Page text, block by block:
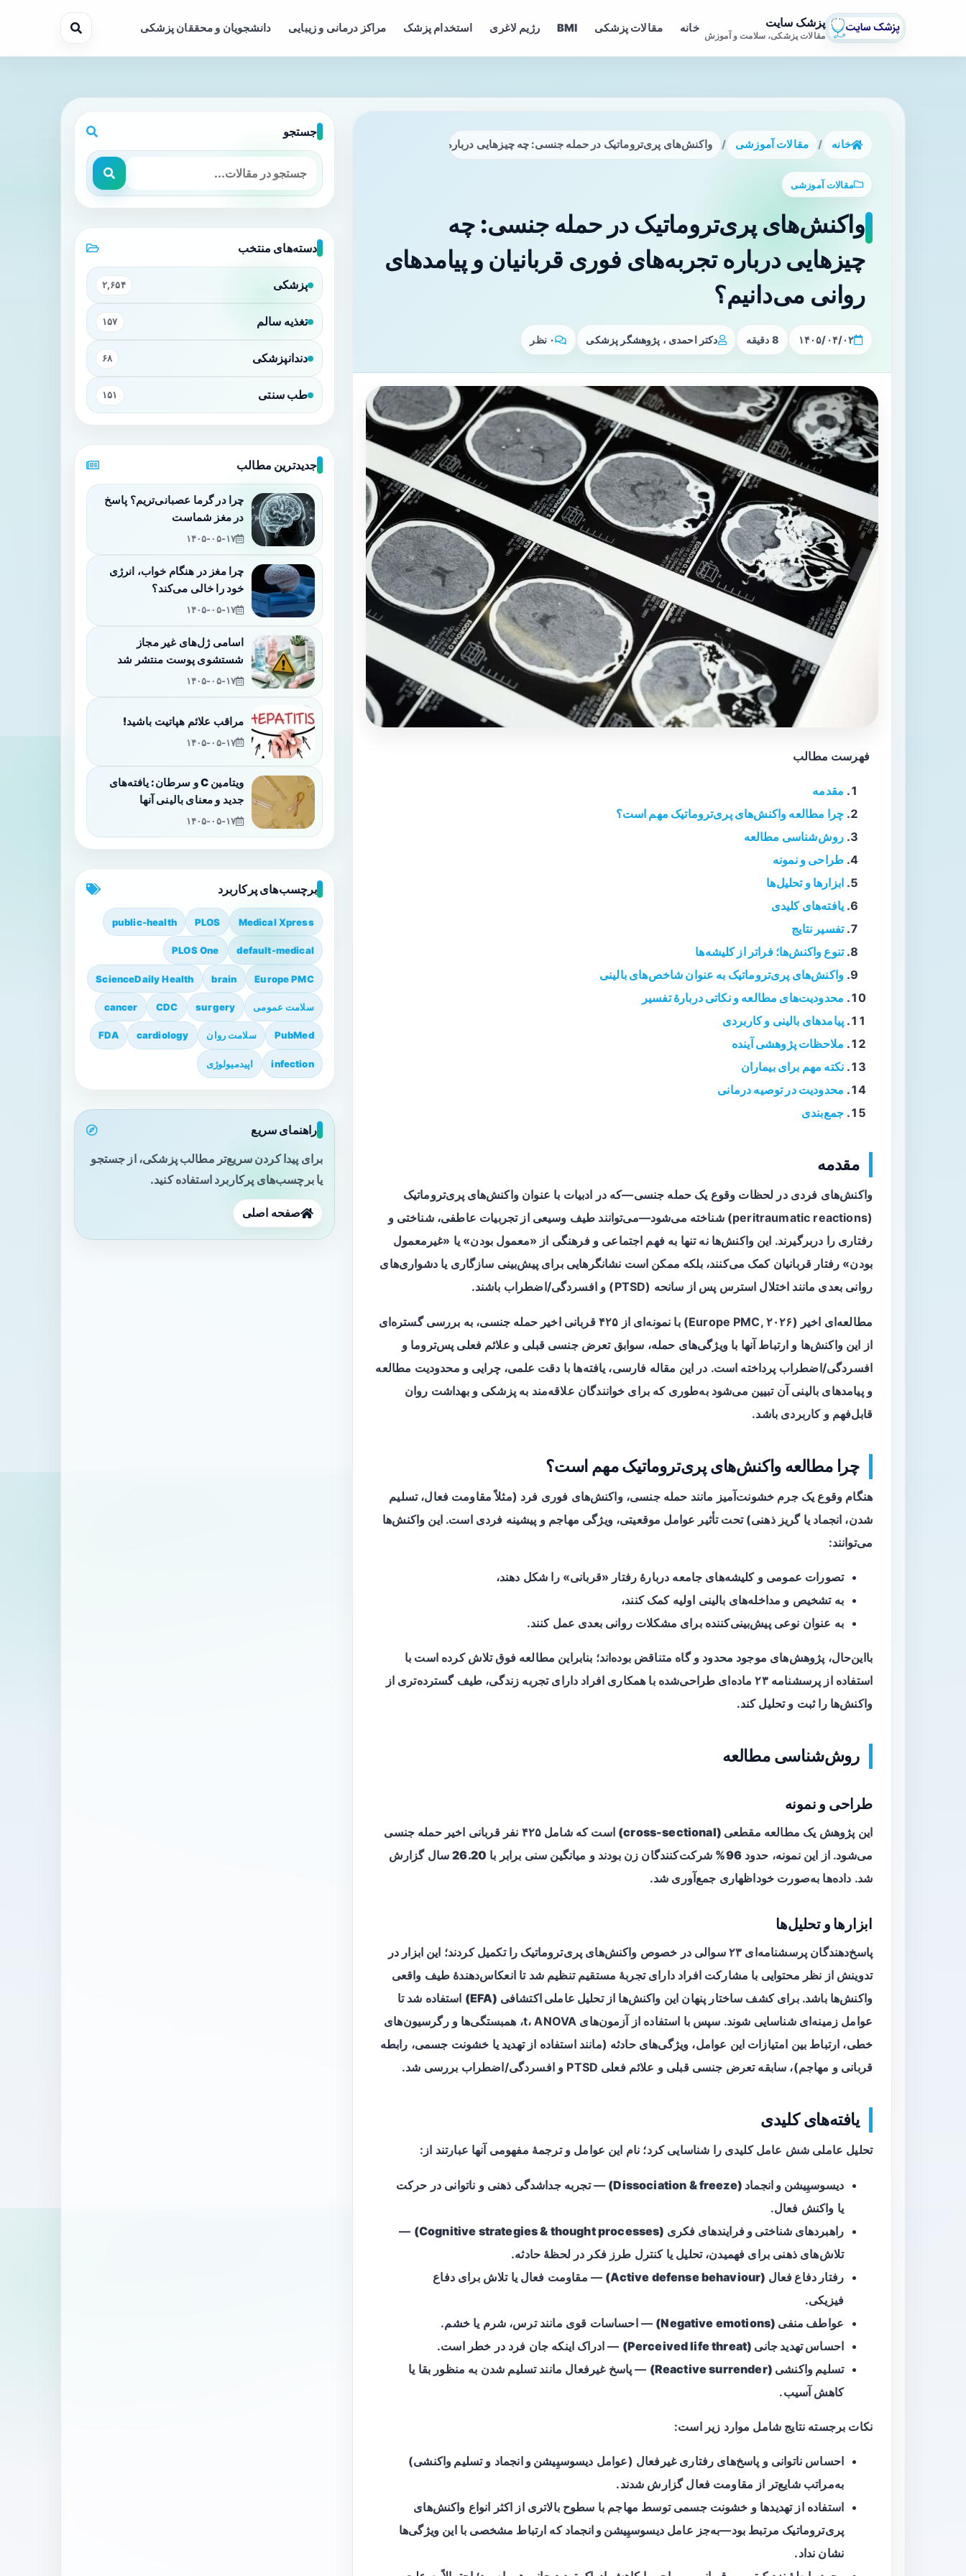
پزشک سایت
مقالات پزشکی، سلامت و آموزش
خانه مقالات پزشکی BMI رژیم لاغری استخدام پزشک مراکز درمانی و زیبایی دانشجویان و محققان پزشکی
خانه / مقالات آموزشی / واکنش‌های پری‌تروماتیک در حمله جنسی: چه چیزهایی درباره تجربه‌های فوری قربانیان و پیامدهای روانی می‌دانیم؟
مقالات آموزشی
واکنش‌های پری‌تروماتیک در حمله جنسی: چه
چیزهایی درباره تجربه‌های فوری قربانیان و پیامدهای
روانی می‌دانیم؟
۱۴۰۵/۰۴/۰۲ 8 دقیقه دکتر احمدی ، پژوهشگر پزشکی ۰ نظر
فهرست مطالب
مقدمه
چرا مطالعه واکنش‌های پری‌تروماتیک مهم است؟
روش‌شناسی مطالعه
طراحی و نمونه
ابزارها و تحلیل‌ها
یافته‌های کلیدی
تفسیر نتایج
تنوع واکنش‌ها؛ فراتر از کلیشه‌ها
واکنش‌های پری‌تروماتیک به عنوان شاخص‌های بالینی
محدودیت‌های مطالعه و نکاتی دربارهٔ تفسیر
پیامدهای بالینی و کاربردی
ملاحظات پژوهشی آینده
نکته مهم برای بیماران
محدودیت در توصیه درمانی
جمع‌بندی
مقدمه
واکنش‌های فردی در لحظات وقوع یک حمله جنسی—که در ادبیات با عنوانواکنش‌های پری‌تروماتیک
(peritraumatic reactions) شناخته می‌شود—می‌توانند طیف وسیعی از تجربیات عاطفی، شناختی و
رفتاری را دربرگیرند. این واکنش‌ها نه تنها به فهم اجتماعی و فرهنگی از «معمول بودن» یا «غیرمعمول
بودن» رفتار قربانیان کمک می‌کنند، بلکه ممکن است نشانگرهایی برای پیش‌بینی سازگاری یا دشواری‌های
روانی بعدی مانند اختلال استرس پس از سانحه (PTSD) و افسردگی/اضطراب باشند.
مطالعه‌ای اخیر (Europe PMC, ۲۰۲۶) با نمونه‌ای از ۴۲۵ قربانی اخیر حمله جنسی، به بررسی گستره‌ای
از این واکنش‌ها و ارتباط آنها با ویژگی‌های حمله، سوابق تعرض جنسی قبلی و علائم فعلی پس‌تروما و
افسردگی/اضطراب پرداخته است. در این مقاله فارسی، یافته‌ها با دقت علمی، چرایی و محدودیت مطالعه
و پیامدهای بالینی آن تبیین می‌شود به‌طوری که برای خوانندگان علاقه‌مند به پزشکی و بهداشت روان
قابل‌فهم و کاربردی باشد.
چرا مطالعه واکنش‌های پری‌تروماتیک مهم است؟
هنگام وقوع یک جرم خشونت‌آمیز مانند حمله جنسی، واکنش‌های فوری فرد (مثلاً مقاومت فعال، تسلیم
شدن، انجماد یا گریز ذهنی) تحت تأثیر عوامل موقعیتی، ویژگی مهاجم و پیشینه فردی است. این واکنش‌ها
می‌توانند:
تصورات عمومی و کلیشه‌های جامعه دربارهٔ رفتار «قربانی» را شکل دهند،
به تشخیص و مداخله‌های بالینی اولیه کمک کنند،
به عنوان نوعی پیش‌بینی‌کننده برای مشکلات روانی بعدی عمل کنند.
بااین‌حال، پژوهش‌های موجود محدود و گاه متناقض بوده‌اند؛ بنابراین مطالعه فوق تلاش کرده است با
استفاده از پرسشنامه ۲۳ ماده‌ای طراحی‌شده با همکاری افراد دارای تجربه زندگی، طیف گسترده‌تری از
واکنش‌ها را ثبت و تحلیل کند.
روش‌شناسی مطالعه
طراحی و نمونه
این پژوهش یک مطالعه مقطعی (cross-sectional)
است که شامل ۴۲۵ نفر قربانی اخیر حمله جنسی
می‌شود. از این نمونه، حدود96% شرکت‌کنندگان زن بودند و میانگین سنی برابر با 26.20سال گزارش
شد. داده‌ها به‌صورت خوداظهاری جمع‌آوری شد.
ابزارها و تحلیل‌ها
پاسخ‌دهندگان پرسشنامه‌ای ۲۳ سوالی در خصوص واکنش‌های پری‌تروماتیک را تکمیل کردند؛ این ابزار در
تدوینش از نظر محتوایی با مشارکت افراد دارای تجربهٔ مستقیم تنظیم شد تا انعکاس‌دهندهٔ طیف واقعی
واکنش‌ها باشد. برای کشف ساختار پنهان این واکنش‌ها ازتحلیل عاملی اکتشافی (EFA)
استفاده شد تا
عوامل زمینه‌ای شناسایی شوند. سپس با استفاده از آزمون‌های t، ANOVA، همبستگی‌ها و رگرسیون‌های
خطی، ارتباط بین امتیازات این عوامل، ویژگی‌های حادثه (مانند استفاده از تهدید یا خشونت جسمی، رابطه
قربانی و مهاجم)، سابقه تعرض جنسی قبلی و علائم فعلی PTSD و افسردگی/اضطراب بررسی شد.
یافته‌های کلیدی
تحلیل عاملی شش عامل کلیدی را شناسایی کرد؛ نام این عوامل و ترجمهٔ مفهومی آنها عبارتند از:
دیسوسیِیشن و انجماد (Dissociation & freeze)
— تجربه جداشدگی ذهنی و ناتوانی در حرکت
یا واکنش فعال.
راهبردهای شناختی و فرایندهای فکری (Cognitive strategies & thought processes)
—
تلاش‌های ذهنی برای فهمیدن، تحلیل یا کنترل طرز فکر در لحظهٔ حادثه.
رفتار دفاع فعال (Active defense behaviour)
— مقاومت فعال یا تلاش برای دفاع
فیزیکی.
عواطف منفی (Negative emotions)
— احساسات قوی مانند ترس، شرم یا خشم.
احساس تهدید جانی (Perceived life threat)
— ادراک اینکه جان فرد در خطر است.
تسلیم واکنشی (Reactive surrender)
— پاسخ غیرفعال مانند تسلیم شدن به منظور بقا یا
کاهش آسیب.
نکات برجسته نتایج شامل موارد زیر است:
احساس ناتوانی و پاسخ‌های رفتاری غیرفعال (عوامل دیسوسیِیشن و انجماد وتسلیم واکنشی)
به‌مراتب شایع‌تر از مقاومت فعال گزارش شدند.
استفاده از تهدیدها و خشونت جسمی توسط مهاجم با سطوح بالاتری از اکثر انواع واکنش‌های
پری‌تروماتیک مرتبط بود—به‌جز عاملدیسوسیِیشن و انجماد که ارتباط مشخصی با این ویژگی‌ها
نشان نداد.
جستجو
دسته‌های منتخب
پزشکی ۲,۶۵۴
تغذیه سالم ۱۵۷
دندانپزشکی ۶۸
طب سنتی ۱۵۱
جدیدترین مطالب
چرا در گرما عصبانی‌تریم؟ پاسخ
در مغز شماست
۱۴۰۵-۰۵-۱۷
چرا مغز در هنگام خواب، انرژی
خود را خالی می‌کند؟
۱۴۰۵-۰۵-۱۷
اسامی ژل‌های غیر مجاز
شستشوی پوست منتشر شد
۱۴۰۵-۰۵-۱۷
مراقب علائم هپاتیت باشید!
۱۴۰۵-۰۵-۱۷
ویتامین C و سرطان: یافته‌های
جدید و معنای بالینی آنها
۱۴۰۵-۰۵-۱۷
برچسب‌های پرکاربرد
Medical Xpress
PLOS
public-health
default-medical
PLOS One
Europe PMC
brain
ScienceDaily Health
سلامت عمومی surgery
CDC
cancer
PubMed سلامت روان cardiology
FDA
infection اپیدمیولوژی
راهنمای سریع
برای پیدا کردن سریع‌تر مطالب پزشکی، از جستجو
یا برچسب‌های پرکاربرد استفاده کنید.
صفحه اصلی